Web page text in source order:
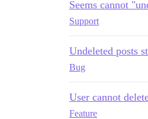
Seems cannot
Support
Undeleted posts
Bug
User cannot
Feature